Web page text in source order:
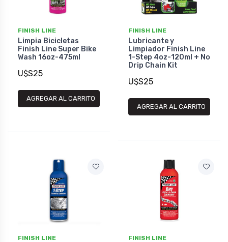
FINISH LINE
Limpia Bicicletas
Finish Line Super Bike
Wash 16oz-475ml
U$S25
AGREGAR AL CARRITO
FINISH LINE
Lubricante y
Limpiador Finish Line
1-Step 4oz-120ml + No
Drip Chain Kit
U$S25
AGREGAR AL CARRITO
FINISH LINE FINISH LINE